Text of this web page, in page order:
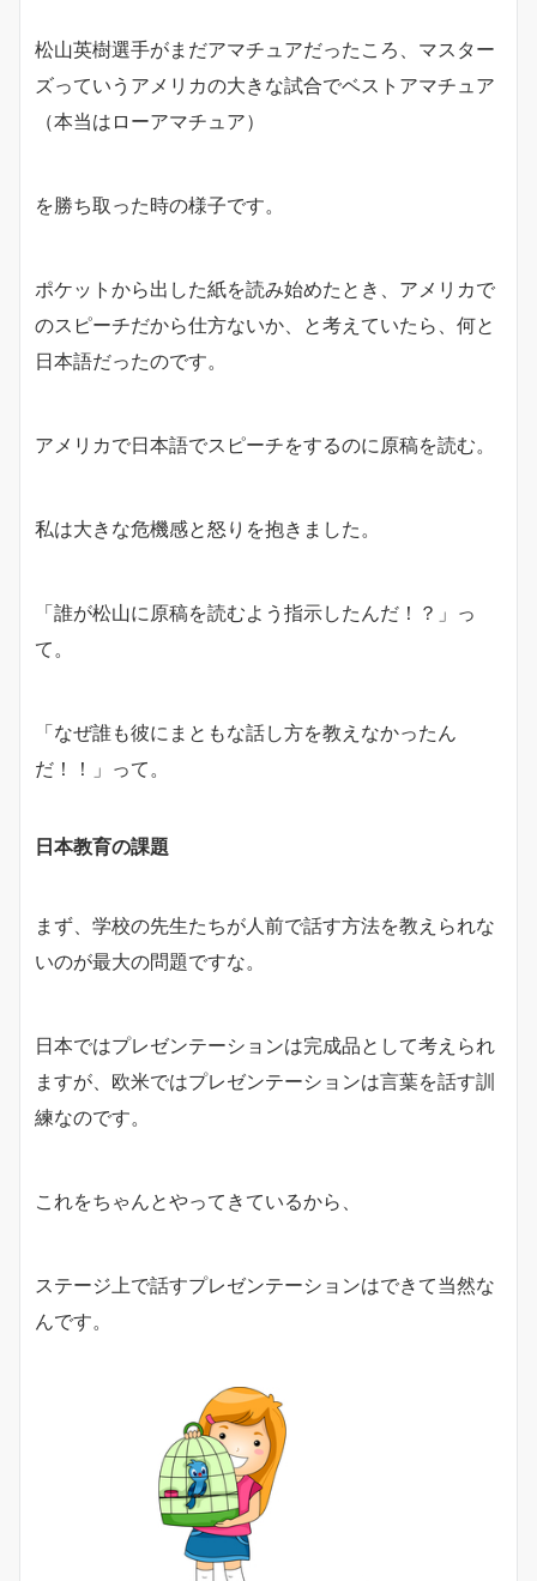
松山英樹選手がまだアマチュアだったころ、マスター
ズっていうアメリカの大きな試合でベストアマチュア
（本当はローアマチュア）
を勝ち取った時の様子です。
ポケットから出した紙を読み始めたとき、アメリカで
のスピーチだから仕方ないか、と考えていたら、何と
日本語だったのです。
アメリカで日本語でスピーチをするのに原稿を読む。
私は大きな危機感と怒りを抱きました。
「誰が松山に原稿を読むよう指示したんだ！？」っ
て。
「なぜ誰も彼にまともな話し方を教えなかったん
だ！！」って。
日本教育の課題
まず、学校の先生たちが人前で話す方法を教えられな
いのが最大の問題ですな。
日本ではプレゼンテーションは完成品として考えられ
ますが、欧米ではプレゼンテーションは言葉を話す訓
練なのです。
これをちゃんとやってきているから、
ステージ上で話すプレゼンテーションはできて当然な
んです。